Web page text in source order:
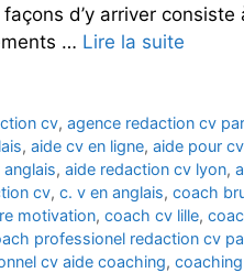
d’y arriver
… Lire la suite
cv,agence redaction cv
, aide cv en ligne, aide pour cv
, aide redaction cv lyon,
cv, c. v en anglais, coach
motivation, coach cv lille,
professionel redaction cv
cv aide coaching,